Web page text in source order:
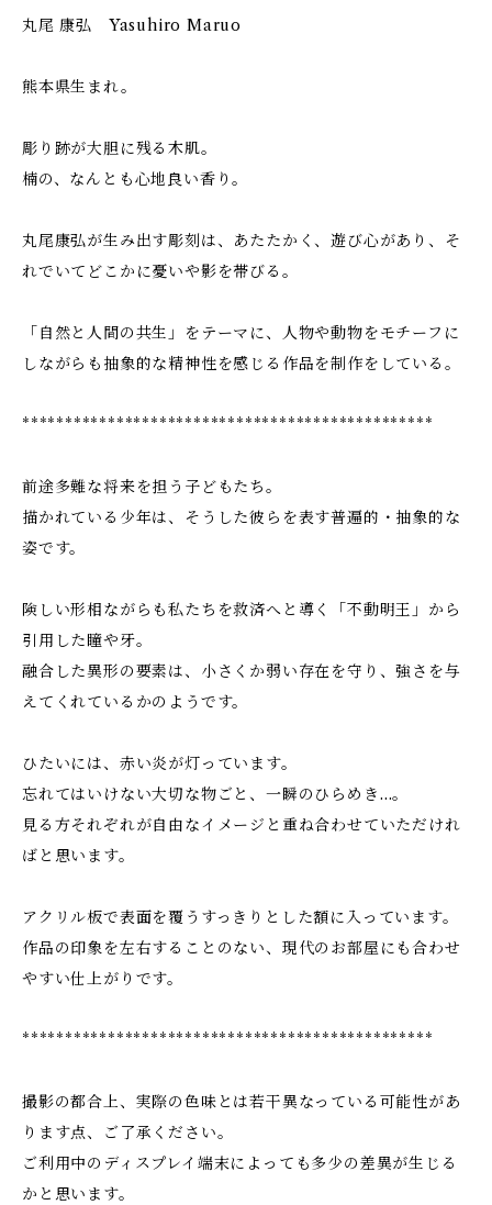
丸尾 康弘 Yasuhiro Maruo
熊本県生まれ。
彫り跡が大胆に残る木肌。
楠の、なんとも心地良い香り。
丸尾康弘が生み出す彫刻は、あたたかく、遊び心があり、そ
れでいてどこかに憂いや影を帯びる。
「自然と人間の共生」をテーマに、人物や動物をモチーフに
しながらも抽象的な精神性を感じる作品を制作をしている。
************************************************
前途多難な将来を担う子どもたち。
描かれている少年は、そうした彼らを表す普遍的・抽象的な
姿です。
険しい形相ながらも私たちを救済へと導く「不動明王」から
引用した瞳や牙。
融合した異形の要素は、小さくか弱い存在を守り、強さを与
えてくれているかのようです。
ひたいには、赤い炎が灯っています。
忘れてはいけない大切な物ごと、一瞬のひらめき…。
見る方それぞれが自由なイメージと重ね合わせていただけれ
ばと思います。
アクリル板で表面を覆うすっきりとした額に入っています。
作品の印象を左右することのない、現代のお部屋にも合わせ
やすい仕上がりです。
************************************************
撮影の都合上、実際の色味とは若干異なっている可能性があ
ります点、ご了承ください。
ご利用中のディスプレイ端末によっても多少の差異が生じる
かと思います。